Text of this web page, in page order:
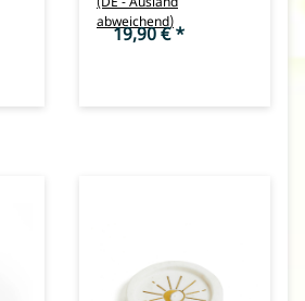
abweichend)
19,90 €*